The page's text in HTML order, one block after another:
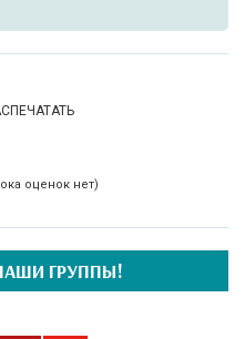
оценок нет)
ГРУППЫ!